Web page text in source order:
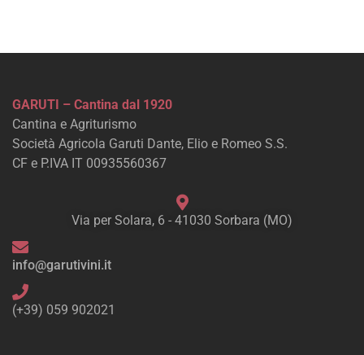
GARUTI – Cantina dal 1920
Cantina e Agriturismo
Società Agricola Garuti Dante, Elio e Romeo S.S.
CF e P.IVA IT 00935560367
Via per Solara, 6 - 41030 Sorbara (MO)
info@garutivini.it
(+39) 059 902021